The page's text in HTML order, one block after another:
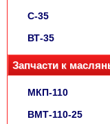
С-35
ВТ-35
Запчасти к
МКП-110
ВМТ-110-25